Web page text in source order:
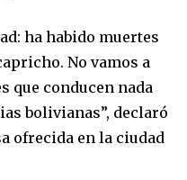
ha habido muertes
No vamos a
que conducen nada
bolivianas”, declaró
ofrecida en la ciudad